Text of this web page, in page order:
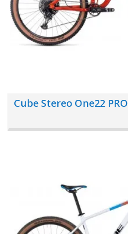
Cube Stereo One22 PRO